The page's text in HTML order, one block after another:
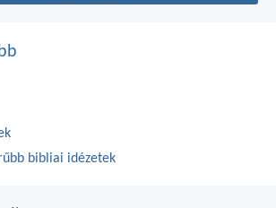
bibliai idézetek